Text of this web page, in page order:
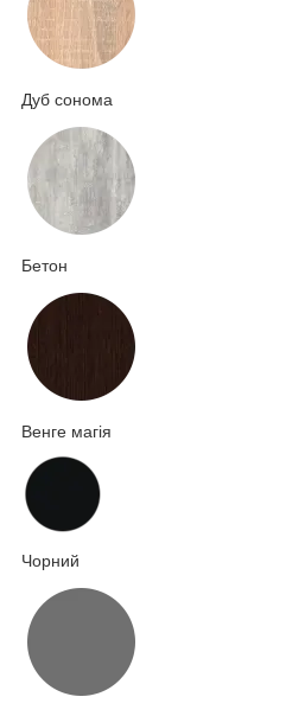
Дуб сонома
Бетон
Венге магія
Чорний